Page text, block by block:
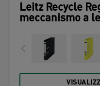
Leitz Recycle
meccanismo a